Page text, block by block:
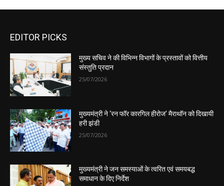
EDITOR PICKS
मुख्य सचिव ने की विभिन्न विभागों के प्रस्तावों को वित्तीय
संस्तुति प्रदान
25/07/2026
मुख्यमंत्री ने ‘रन फॉर कारगिल हीरोज’ मैराथॉन को दिखायी
हरी झंडी
25/07/2026
मुख्यमंत्री ने जन समस्याओं के त्वरित एवं समयबद्ध
समाधान के दिए निर्देश